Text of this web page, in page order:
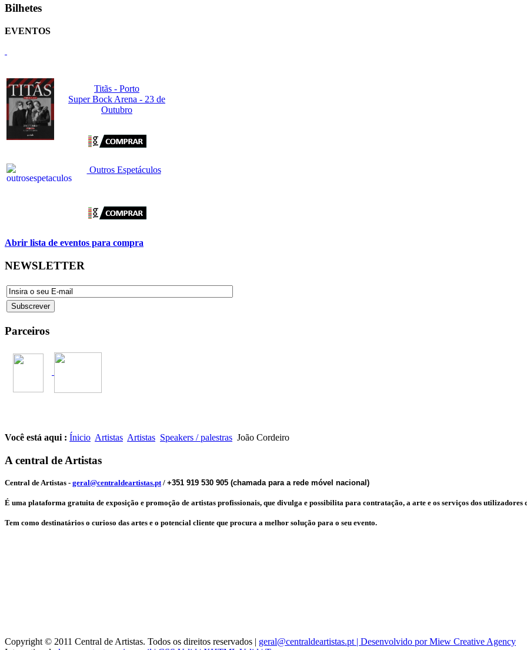
Bilhetes
EVENTOS
Titãs - Porto
Super Bock Arena - 23 de
Outubro
Outros Espetáculos
Abrir lista de eventos para compra
NEWSLETTER
Parceiros
Você está aqui : Ínicio Artistas Artistas Speakers / palestras João Cordeiro
A central de Artistas
Central de Artistas - geral@centraldeartistas.pt/ +351 919 530 905 (chamada para a rede móvel nacional)
É uma plataforma gratuita de exposição e promoção de artistas profissionais, que divulga e possibilita para contratação, a arte e os serviços dos utilizadores
Tem como destinatários o curioso das artes e o potencial cliente que procura a melhor solução para o seu evento.
Copyright © 2011 Central de Artistas. Todos os direitos reservados | geral@centraldeartistas.pt | Desenvolvido porMiew Creative Agency